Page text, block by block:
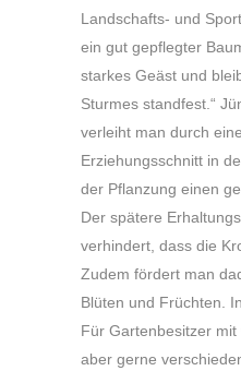
Landschafts- und
ein gut gepflegter
starkes Geäst und
Sturmes standfest.“
verleiht man durch
Erziehungsschnitt in
der Pflanzung einen
Der spätere
verhindert, dass die
Zudem fördert man
Blüten und Früchten.
Für Gartenbesitzer mit
aber gerne